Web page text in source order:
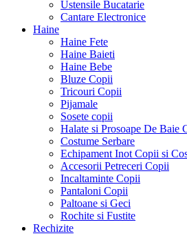
Ustensile Bucatarie
Cantare Electronice
Haine
Haine Fete
Haine Baieti
Haine Bebe
Bluze Copii
Tricouri Copii
Pijamale
Sosete copii
Halate si Prosoape De Baie
Costume Serbare
Echipament Inot Copii si
Accesorii Petreceri Copii
Incaltaminte Copii
Pantaloni Copii
Paltoane si Geci
Rochite si Fustite
Rechizite